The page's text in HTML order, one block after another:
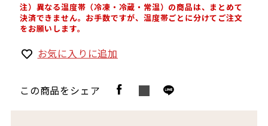
注）異なる温度帯（冷凍・冷蔵・常温）の商品は、まとめて
決済できません。お手数ですが、温度帯ごとに分けてご注文
をお願いします。
お気に入りに追加
この商品をシェア